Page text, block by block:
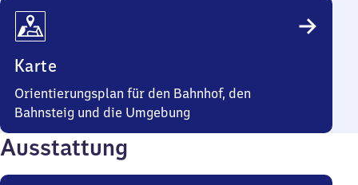
Karte
Orientierungsplan für den Bahnhof, den
Bahnsteig und die Umgebung
Ausstattung